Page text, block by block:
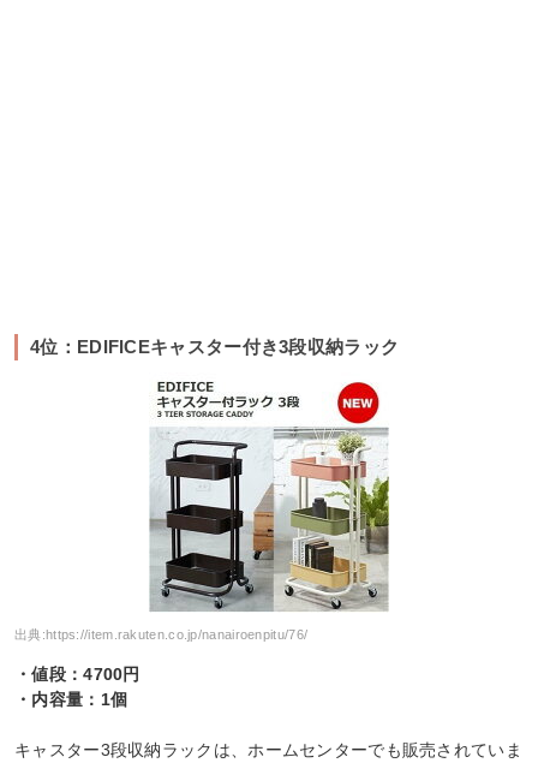
4位：EDIFICEキャスター付き3段収納ラック
出典:https://item.rakuten.co.jp/nanairoenpitu/76/
・値段：4700円
・内容量：1個
キャスター3段収納ラックは、ホームセンターでも販売されていま